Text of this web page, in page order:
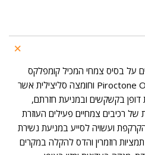
על בסיס צמחי המכיל קומפלקס
ייחודי המשלב Piroctone Olamine וחומצה סליצילית אשר
דופן בקשקשים ובמניעת חזרתם,
של רכיבים צמחיים פעילים העוזרת
ועשויה לסייע במניעת נשירת
שיער. מועשר ב-85% תמציות רוזמרין והדס להקלה במקרים